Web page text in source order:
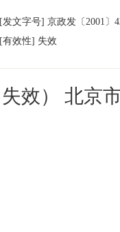
[发文字号] 京政发 〔2001〕
[有效性] 失效
失效） 北京